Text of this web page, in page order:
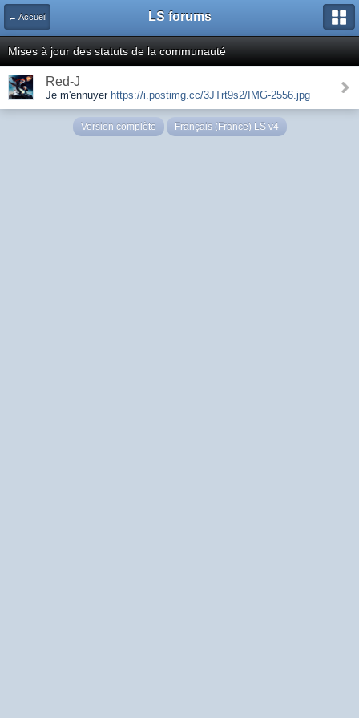
← Accueil LS forums
Mises à jour des statuts de la communauté
Red-J
Je m'ennuyer https://i.postimg.cc/3JTrt9s2/IMG-2556.jpg
Version complète Français (France) LS v4